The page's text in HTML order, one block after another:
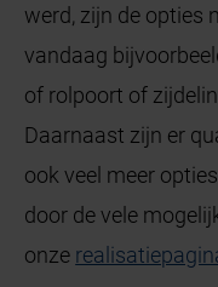
werd, zijn de opties
vandaag
of rolpoort of
Daarnaast zijn er
ook veel meer
door de vele
onze